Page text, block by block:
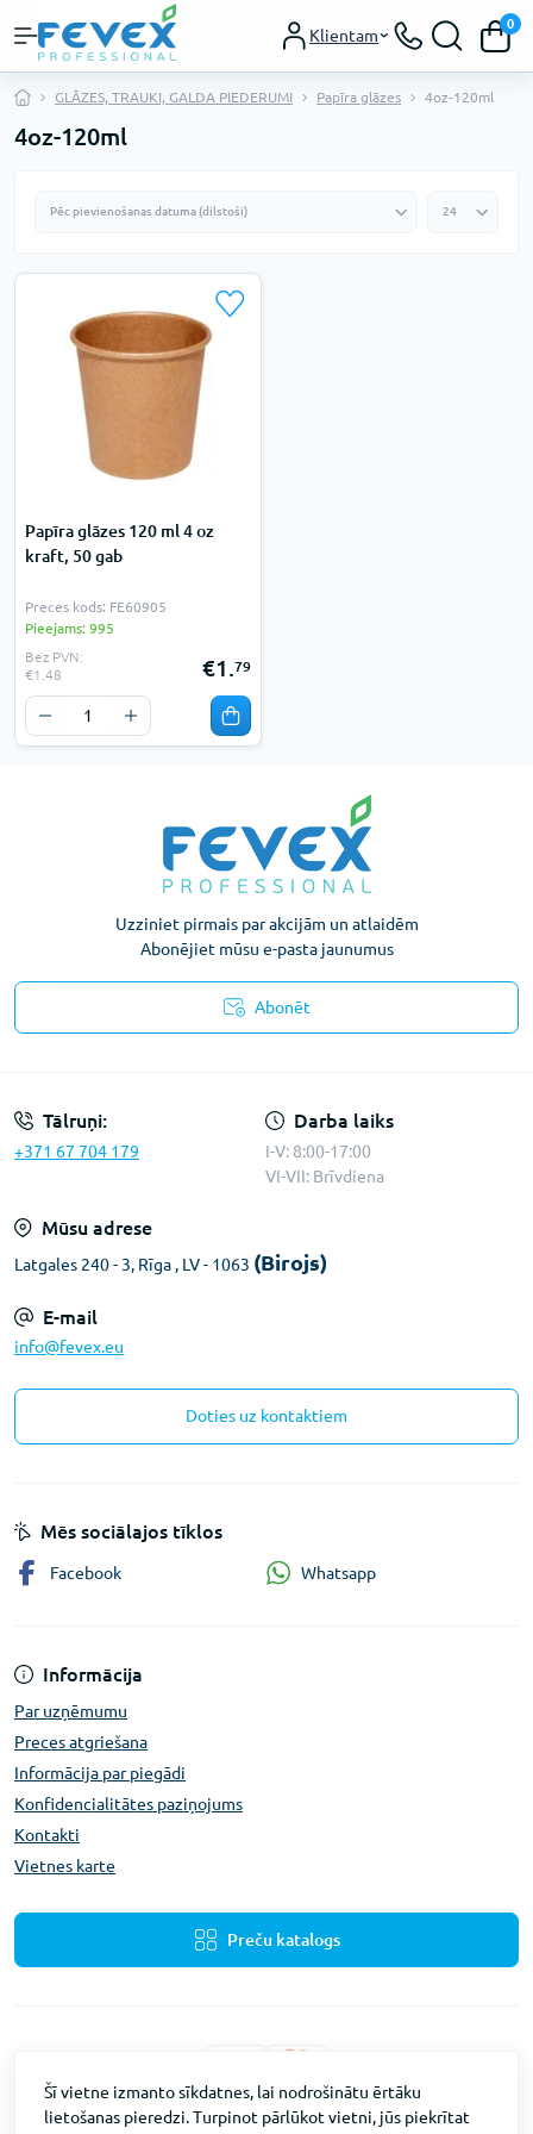
Klientam
0
GLĀZES, TRAUKI, GALDA PIEDERUMI Papīra glāzes 4oz-120ml
4oz-120ml
Papīra glāzes 120 ml 4 oz
kraft, 50 gab
Preces kods: FE60905
Pieejams: 995
Bez PVN:
€1.48
€1.79
Uzziniet pirmais par akcijām un atlaidēm
Abonējiet mūsu e-pasta jaunumus
Abonēt
Tālruņi:
+371 67 704 179
Darba laiks
I-V: 8:00-17:00
VI-VII: Brīvdiena
Mūsu adrese
Latgales 240 - 3, Rīga , LV - 1063 (Birojs)
E-mail
info@fevex.eu
Doties uz kontaktiem
Informācija
Par uzņēmumu
Preces atgriešana
Informācija par piegādi
Konfidencialitātes paziņojums
Kontakti
Vietnes karte
Preču katalogs
Mēs sociālajos tīklos
Facebook Whatsapp
Fevex © 2026
Šī vietne izmanto sīkdatnes, lai nodrošinātu ērtāku
lietošanas pieredzi. Turpinot pārlūkot vietni, jūs piekrītat